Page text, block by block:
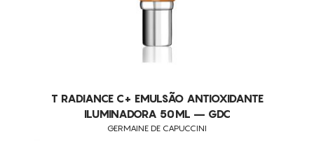
T RADIANCE C+ EMULSÃO ANTIOXIDANTE
ILUMINADORA 50ML – GDC
GERMAINE DE CAPUCCINI